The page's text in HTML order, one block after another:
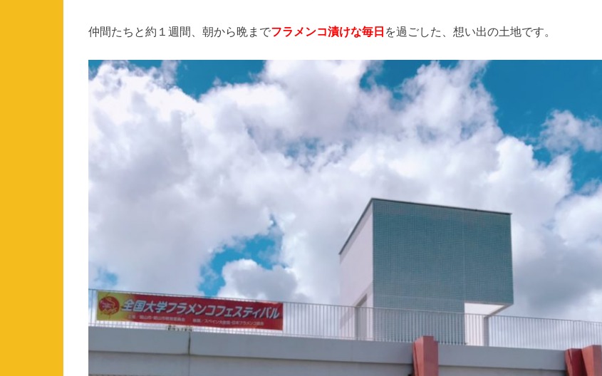
仲間たちと約１週間、朝から晩までフラメンコ漬けな毎日 を過ごした、想い出の土地です。